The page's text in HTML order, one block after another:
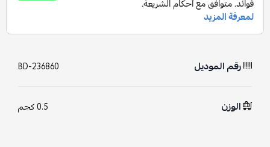
رقم الموديل BD-236860
الوزن 0.5 كجم